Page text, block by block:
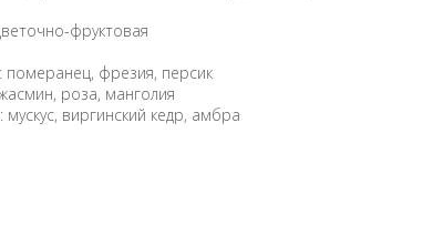
фруктовая
померанец, фрезия, персик
роза, манголия
виргинский кедр, амбра